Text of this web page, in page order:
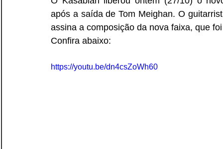
após a saída de Tom Meighan. O
assina a composição da nova faixa, que
Confira abaixo:
https://youtu.be/dn4csZoWh60